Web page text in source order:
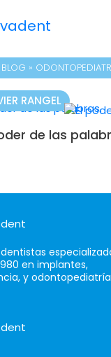
BLOG »
RANGEL
de las
en implantes,
y